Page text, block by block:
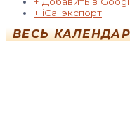
+ iCal экспорт
ВЕСЬ